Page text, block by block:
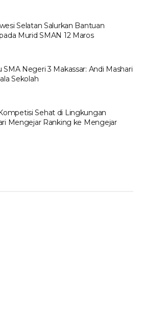
Selatan Salurkan Bantuan
Murid SMAN 12 Maros
SMA Negeri 3 Makassar: Andi Mashari
Sekolah
Sehat di Lingkungan
Mengejar Ranking ke Mengejar